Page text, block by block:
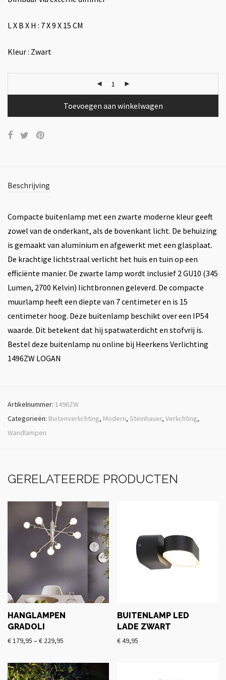
L X B X H : 7 X 9 X 15 CM
Kleur : Zwart
Toevoegen aan winkelwagen
Beschrijving
Compacte buitenlamp met een zwarte moderne kleur geeft
zowel van de onderkant, als de bovenkant licht. De behuizing
is gemaakt van aluminium en afgewerkt met een glasplaat.
De krachtige lichtstraal verlicht het huis en tuin op een
efficiënte manier. De zwarte lamp wordt inclusief 2 GU10 (345
Lumen, 2700 Kelvin) lichtbronnen geleverd. De compacte
muurlamp heeft een diepte van 7 centimeter en is 15
centimeter hoog. Deze buitenlamp beschikt over een IP54
waarde. Dit betekent dat hij spatwaterdicht en stofvrij is.
Bestel deze buitenlamp nu online bij Heerkens Verlichting
1496ZW LOGAN
Artikelnummer: 1496ZW
Categorieën: Buitenverlichting, Modern, Steinhauer, Verlichting,
Wandlampen
GERELATEERDE PRODUCTEN
HANGLAMPEN
GRADOLI
€179,95 –€ 229,95
BUITENLAMP LED
LADE ZWART
€49,95